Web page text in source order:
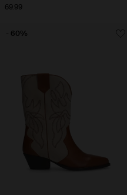
69.99
- 60%